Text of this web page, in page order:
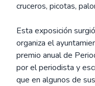
cruceros, picotas,
Esta exposición
organiza el
premio anual de
por el periodista y
que en algunos de